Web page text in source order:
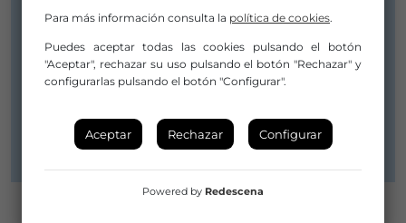
16 octubre 2018
Compañía/Artista:
Bitò Produccions, SL
Bitò Produccions, SL
Para más información consulta la política de cookies.
Puedes aceptar todas las cookies pulsando el botón
"Aceptar", rechazar su uso pulsando el botón "Rechazar" y
configurarlas pulsando el botón "Configurar".
Aceptar Rechazar Configurar
Powered by Redescena